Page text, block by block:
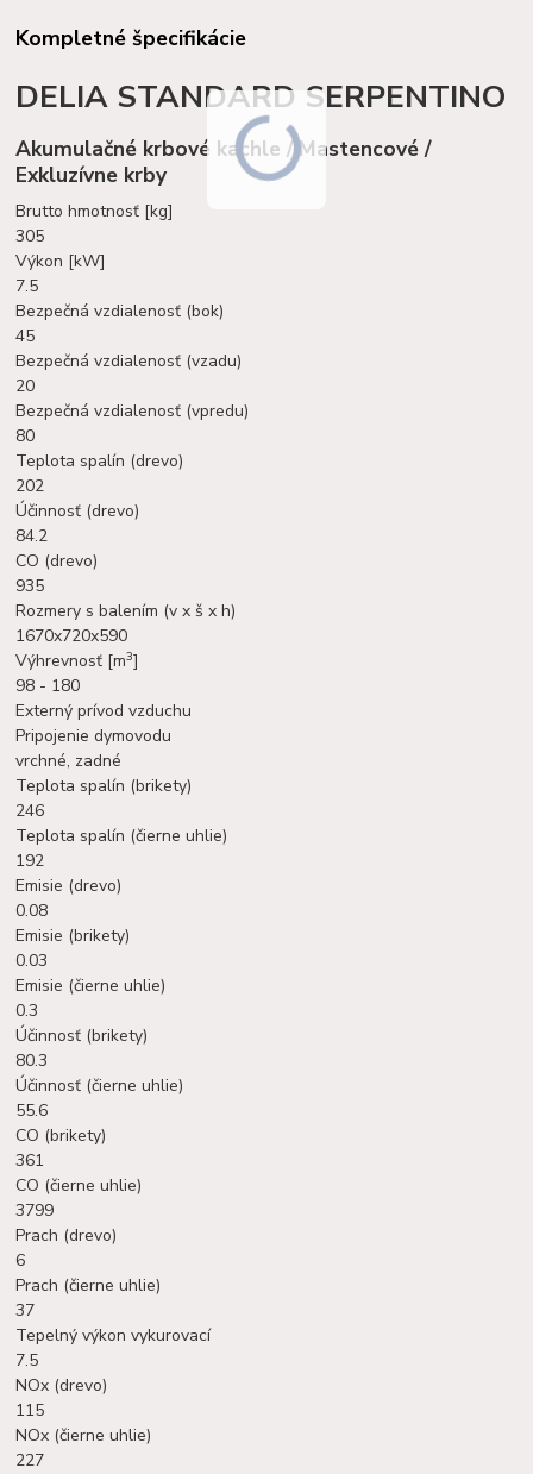
Kompletné špecifikácie
DELIA STANDARD SERPENTINO
Akumulačné krbové kachle / Mastencové /
Exkluzívne krby
Brutto hmotnosť [kg]
305
Výkon [kW]
7.5
Bezpečná vzdialenosť (bok)
45
Bezpečná vzdialenosť (vzadu)
20
Bezpečná vzdialenosť (vpredu)
80
Teplota spalín (drevo)
202
Účinnosť (drevo)
84.2
CO (drevo)
935
Rozmery s balením (v x š x h)
1670x720x590
Výhrevnosť [m3]
98 - 180
Externý prívod vzduchu
Pripojenie dymovodu
vrchné, zadné
Teplota spalín (brikety)
246
Teplota spalín (čierne uhlie)
192
Emisie (drevo)
0.08
Emisie (brikety)
0.03
Emisie (čierne uhlie)
0.3
Účinnosť (brikety)
80.3
Účinnosť (čierne uhlie)
55.6
CO (brikety)
361
CO (čierne uhlie)
3799
Prach (drevo)
6
Prach (čierne uhlie)
37
Tepelný výkon vykurovací
7.5
NOx (drevo)
115
NOx (čierne uhlie)
227